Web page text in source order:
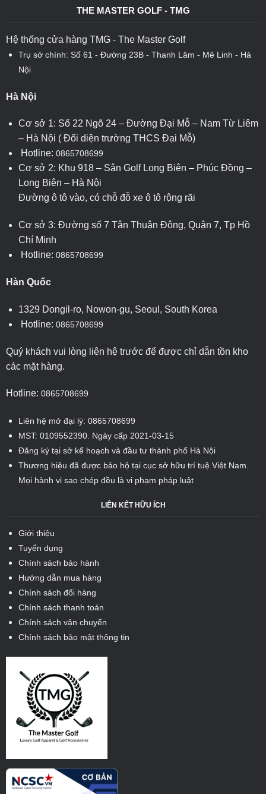
THE MASTER GOLF - TMG
Hệ thống cửa hàng TMG - The Master Golf
Trụ sở chính: Số 61 - Đường 23B - Thanh Lâm - Mê Linh - Hà
Nội
Hà Nội
Cơ sở 1: Số 22 Ngõ 24 – Đường Đại Mỗ – Nam Từ Liêm
– Hà Nội ( Đối diện trường THCS Đại Mỗ)
Hotline: 0865708699
Cơ sở 2: Khu 918 – Sân Golf Long Biên – Phúc Đồng –
Long Biên – Hà Nội
Đường ô tô vào, có chỗ đỗ xe ô tô rộng rãi
Cơ sở 3: Đường số 7 Tân Thuận Đông, Quận 7, Tp Hồ
Chí Minh
Hotline: 0865708699
Hàn Quốc
1329 Dongil-ro, Nowon-gu, Seoul, South Korea
Hotline: 0865708699
Quý khách vui lòng liên hệ trước để được chỉ dẫn tồn kho
các mặt hàng.
Hotline: 0865708699
Liên hệ mở đại lý: 0865708699
MST: 0109552390. Ngày cấp 2021-03-15
Đăng ký tại sở kế hoạch và đầu tư thành phố Hà Nội
Thương hiệu đã được bảo hộ tại cục sở hữu trí tuệ Việt Nam.
Mọi hành vi sao chép đều là vi phạm pháp luật
LIÊN KẾT HỮU ÍCH
Giới thiệu
Tuyển dụng
Chính sách bảo hành
Hướng dẫn mua hàng
Chính sách đổi hàng
Chính sách thanh toán
Chính sách vận chuyển
Chính sách bảo mật thông tin